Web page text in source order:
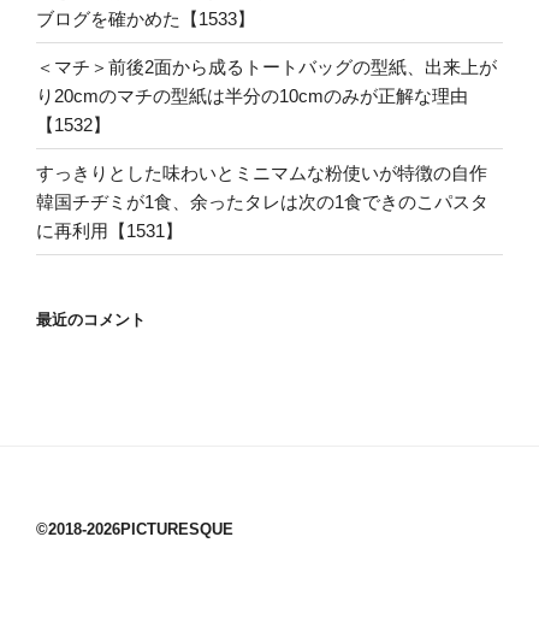
ブログを確かめた【1533】
＜マチ＞前後2面から成るトートバッグの型紙、出来上が
り20cmのマチの型紙は半分の10cmのみが正解な理由
【1532】
すっきりとした味わいとミニマムな粉使いが特徴の自作
韓国チヂミが1食、余ったタレは次の1食できのこパスタ
に再利用【1531】
最近のコメント
©2018-2026PICTURESQUE